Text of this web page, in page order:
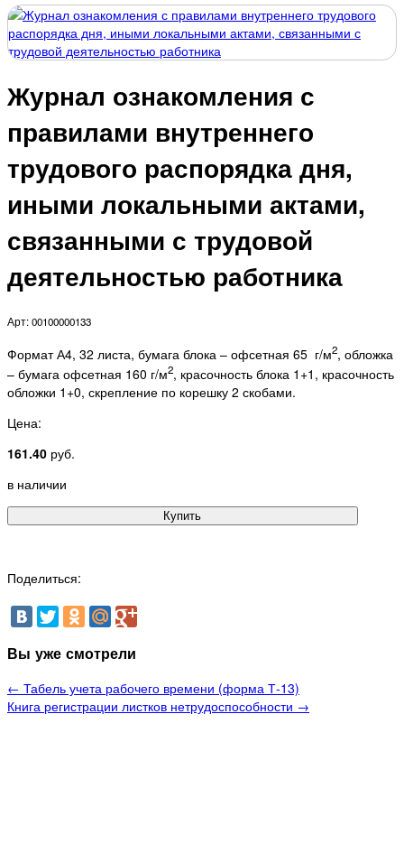
Журнал ознакомления с
правилами внутреннего
трудового распорядка дня,
иными локальными актами,
связанными с трудовой
деятельностью работника
Арт: 00100000133
Формат А4, 32 листа, бумага блока – офсетная 65 г/м2, обложка
– бумага офсетная 160 г/м2, красочность блока 1+1, красочность
обложки 1+0, скрепление по корешку 2 скобами.
Цена:
161.40 руб.
в наличии
Купить
Поделиться:
Вы уже смотрели
← Табель учета рабочего времени (форма Т-13)
Книга регистрации листков нетрудоспособности →